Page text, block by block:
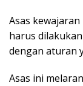
Asas
harus
dengan aturan
Asas ini